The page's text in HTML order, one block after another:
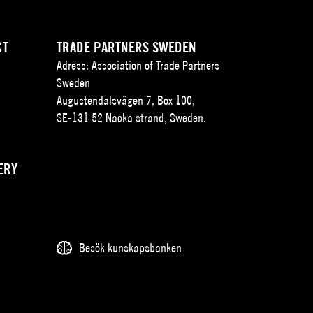
TRADE PARTNERS SWEDEN
Adress: Association of Trade Partners
Sweden
Augustendalsvägen 7, Box 100,
SE-131 52 Nacka strand, Sweden.
Besök kunskapsbanken